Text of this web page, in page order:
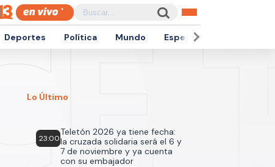
Deportes Política Mundo Espectáculos
Lo Último
23:00
Teletón 2026 ya tiene fecha:
la cruzada solidaria será el 6 y
7 de noviembre y ya cuenta
con su embajador